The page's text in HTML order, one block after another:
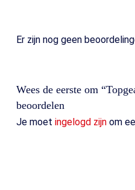
Er zijn nog geen
Wees de eerste om
beoordelen
Je moet ingelogd zijnom